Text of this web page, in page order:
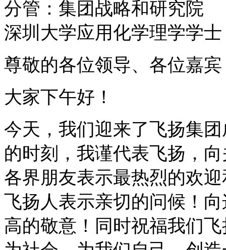
分管：集团战略和研究院
深圳大学应用化学理学学士
尊敬的各位领导、各位嘉
大家下午好！
今天，我们迎来了飞扬集
的时刻，我谨代表飞扬，
各界朋友表示最热烈的欢
飞扬人表示亲切的问候！
高的敬意！同时祝福我们